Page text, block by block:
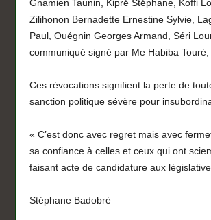
Gnamien Taunin, Kipré Stéphane, Koffi
Zilihonon Bernadette Ernestine Sylvie,
Paul, Ouégnin Georges Armand, Séri
communiqué signé par Me Habiba Touré,
Ces révocations signifient la perte de
sanction politique sévère pour
« C’est donc avec regret mais avec
sa confiance à celles et ceux qui ont
faisant acte de candidature aux
Stéphane Badobré